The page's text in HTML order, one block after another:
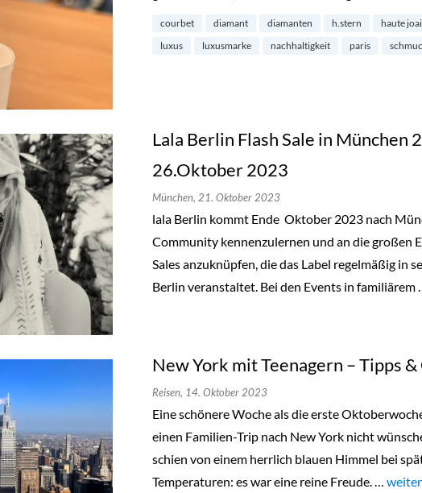
courbet diamant diamanten h.stern haute
luxus
luxusmarke nachhaltigkeit paris
Lala Berlin Flash Sale in München
26.Oktober 2023
München, 21. Oktober 2023
lala Berlin kommt Ende Oktober 2023 nach
Community kennenzulernen und an die großen
Sales anzuknüpfen, die das Label regelmäßig in
Berlin veranstaltet. Bei den Events in familiärem
New York mit Teenagern – Tipps &
Reisen, 14. Oktober 2023
Eine schönere Woche als die erste
einen Familien-Trip nach New York nicht
schien von einem herrlich blauen Himmel bei
Temperaturen: es war eine reine Freude. … „New